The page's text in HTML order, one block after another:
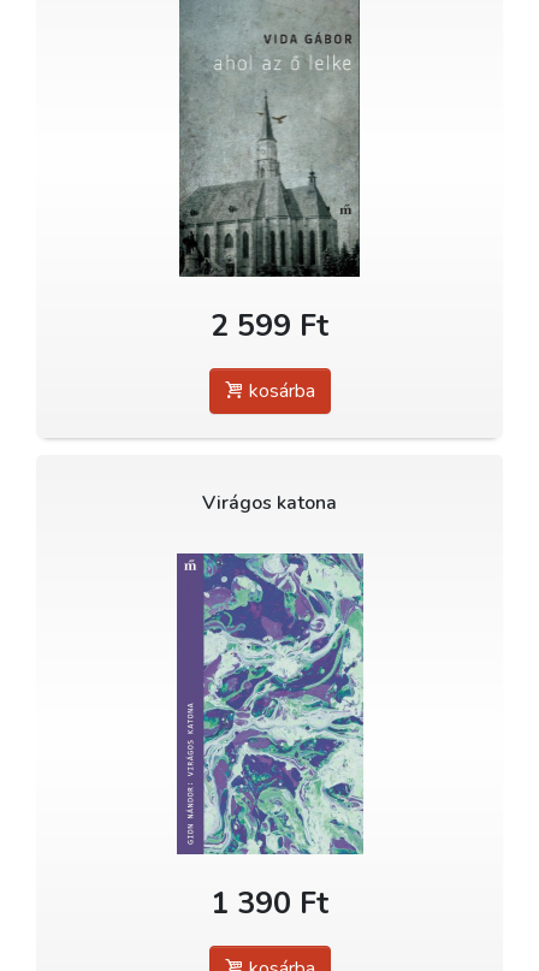
2 599 Ft
kosárba
Virágos katona
1 390 Ft